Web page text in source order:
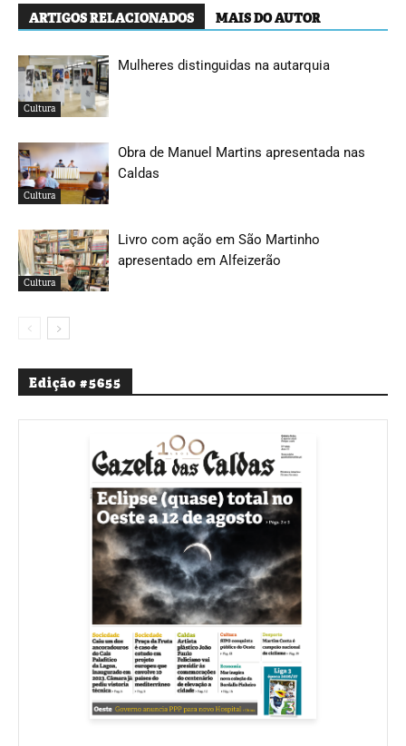
ARTIGOS RELACIONADOS MAIS DO AUTOR
Cultura
Mulheres distinguidas na autarquia
Cultura
Obra de Manuel Martins apresentada nas
Caldas
Cultura
Livro com ação em São Martinho
apresentado em Alfeizerão
Edição #5655